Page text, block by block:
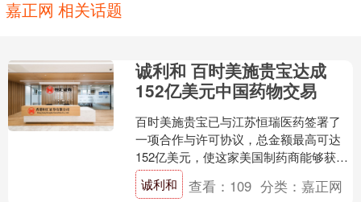
嘉正网 相关话题
诚利和 百时美施贵宝达成
152亿美元中国药物交易
百时美施贵宝已与江苏恒瑞医药签署了
一项合作与许可协议，总金额最高可达
152亿美元，使这家美国制药商能够获得
一大批早期资产，借此利用中国在早期
开发方面的效率。该协....
诚利和 查看： 109 分类：嘉正网